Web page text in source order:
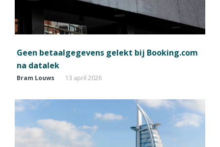
Geen betaalgegevens gelekt bij Booking.com
na datalek
Bram Louws 13 april 2026